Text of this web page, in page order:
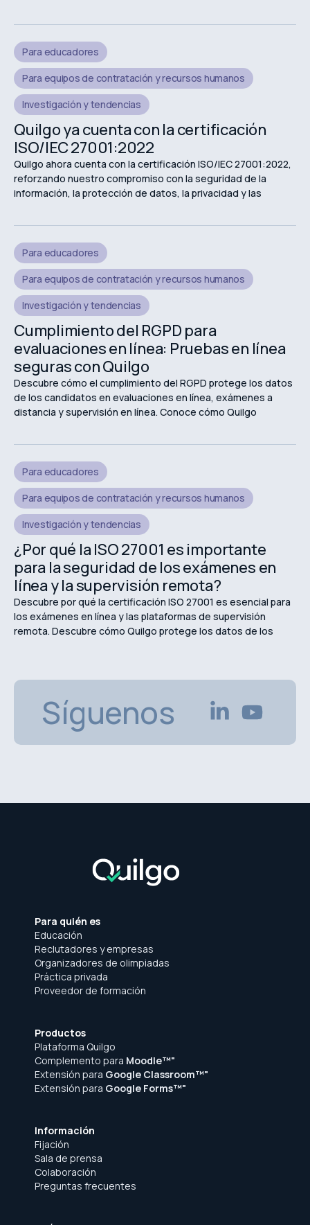
Para educadores
Para equipos de contratación y recursos humanos
Investigación y tendencias
Quilgo ya cuenta con la certificación
ISO/IEC 27001:2022
Quilgo ahora cuenta con la certificación ISO/IEC 27001:2022,
reforzando nuestro compromiso con la seguridad de la
información, la protección de datos, la privacidad y las
Para educadores
Para equipos de contratación y recursos humanos
Investigación y tendencias
Cumplimiento del RGPD para
evaluaciones en línea: Pruebas en línea
seguras con Quilgo
Descubre cómo el cumplimiento del RGPD protege los datos
de los candidatos en evaluaciones en línea, exámenes a
distancia y supervisión en línea. Conoce cómo Quilgo
privacidad.
Para educadores
Para equipos de contratación y recursos humanos
Investigación y tendencias
¿Por qué la ISO 27001 es importante
para la seguridad de los exámenes en
línea y la supervisión remota?
Descubre por qué la certificación ISO 27001 es esencial para
los exámenes en línea y las plataformas de supervisión
remota. Descubre cómo Quilgo protege los datos de los
Síguenos
Para quién es
Educación
Reclutadores y empresas
Organizadores de olimpiadas
Práctica privada
Proveedor de formación
Productos
Plataforma Quilgo
Complemento para Moodle™"
Extensión para Google Classroom™"
Extensión para Google Forms™"
Información
Fijación
Sala de prensa
Colaboración
Preguntas frecuentes